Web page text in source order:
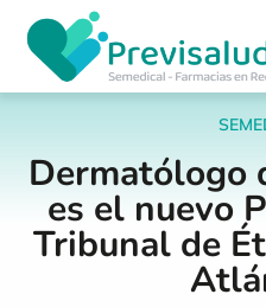
Dermatólogo
es el nuevo
Tribunal de